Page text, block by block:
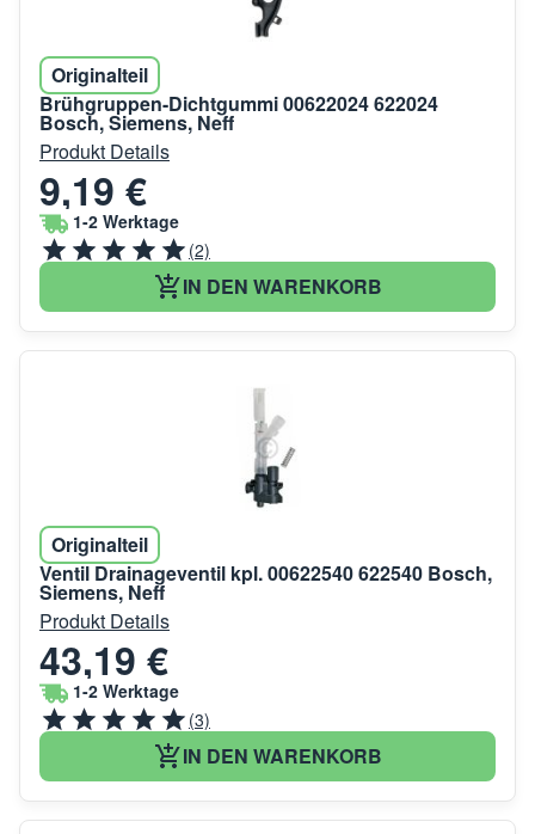
Originalteil
Brühgruppen-Dichtgummi 00622024 622024
Bosch, Siemens, Neff
Produkt Details
9,19 €
1-2 Werktage
(2)
IN DEN WARENKORB
Originalteil
Ventil Drainageventil kpl. 00622540 622540 Bosch,
Siemens, Neff
Produkt Details
43,19 €
1-2 Werktage
(3)
IN DEN WARENKORB